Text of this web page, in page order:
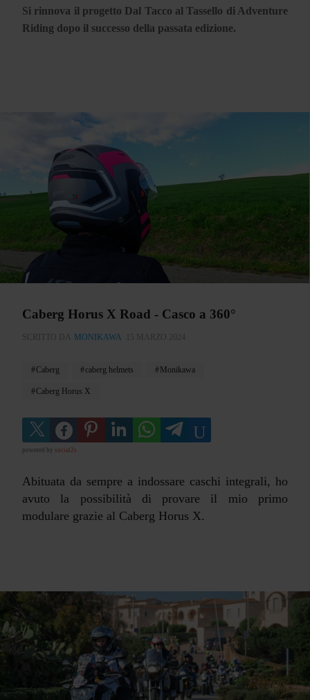
Si rinnova il progetto Dal Tacco al Tassello di Adventure
Riding dopo il successo della passata edizione.
Caberg Horus X Road - Casco a 360°
SCRITTO DA MONIKAWA 15 MARZO 2024
Caberg caberg helmets Monikawa
Caberg Horus X
powered by social2s
Abituata da sempre a indossare caschi integrali, ho
avuto la possibilità di provare il mio primo
modulare grazie al Caberg Horus X.